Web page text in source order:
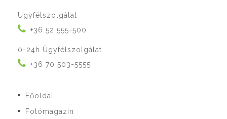
Ügyfélszolgálat
+36 52 555-500
0-24h Ügyfélszolgálat
+36 70 503-5555
■ Főoldal
■ Fotómagazin